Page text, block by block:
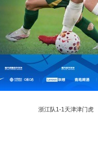
浙江队1-1天津津门虎